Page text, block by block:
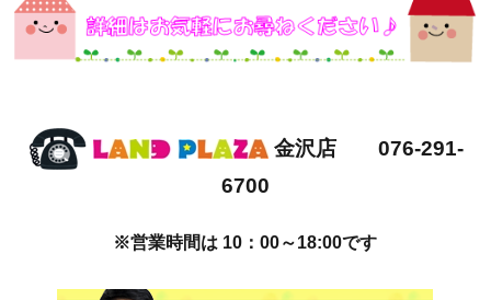
金沢店 076-291-
6700
※営業時間は 10：00～18:00です